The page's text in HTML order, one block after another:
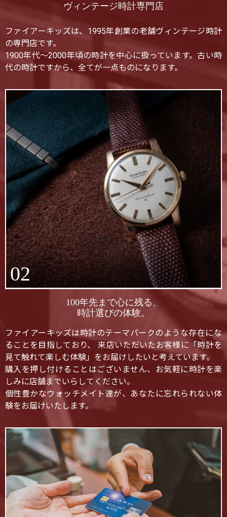
ヴィンテージ時計専門店
ファイアーキッズは、1995年創業の老舗ヴィンテージ時計
の専門店です。
1900年代〜2000年頃の時計を中心に扱っています。古い時
代の時計ですから、全てが一点ものになります。
02
100年先まで心に残る、
時計選びの体験。
ファイアーキッズは時計のテーマパークのような存在にな
ることを目指しており、 来店いただいたお客様に「時計を
見て触れて楽しむ体験」をお届けしたいと考えています。
購入を押し付けることはございません、お気軽に時計を楽
しみに店舗までいらしてください。
個性豊かなウォッチメイト達が、あなたに忘れられない体
験をお届けいたします。